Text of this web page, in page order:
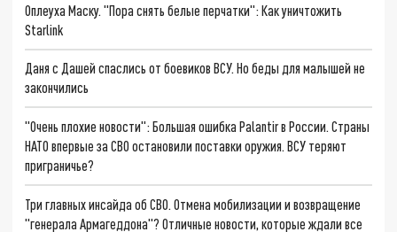
Оплеуха Маску. "Пора снять белые перчатки": Как уничтожить
Starlink
Даня с Дашей спаслись от боевиков ВСУ. Но беды для малышей не
закончились
"Очень плохие новости": Большая ошибка Palantir в России. Страны
НАТО впервые за СВО остановили поставки оружия. ВСУ теряют
приграничье?
Три главных инсайда об СВО. Отмена мобилизации и возвращение
"генерала Армагеддона"? Отличные новости, которые ждали все